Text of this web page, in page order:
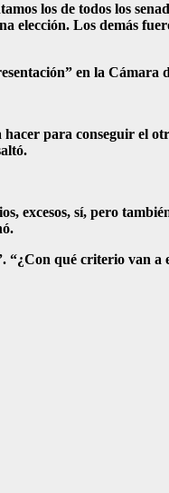
los de todos los
elección. Los demás
en la Cámara
hacer para conseguir el
excesos, sí, pero
qué criterio van a